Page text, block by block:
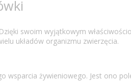
swoim wyjątkowym
układów organizmu zwierzęcia.
żywieniowego. Jest ono